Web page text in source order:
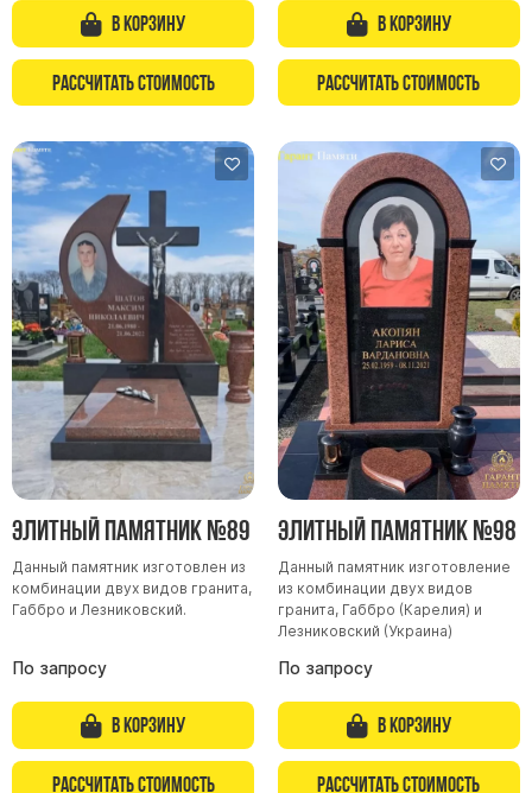
В корзину
Рассчитать стоимость
В корзину
Рассчитать стоимость
Элитный памятник №89
Данный памятник изготовлен из
комбинации двух видов гранита,
Габбро и Лезниковский.
По запросу
В корзину
Рассчитать стоимость
Элитный памятник №98
Данный памятник изготовление
из комбинации двух видов
гранита, Габбро (Карелия) и
Лезниковский (Украина)
По запросу
В корзину
Рассчитать стоимость